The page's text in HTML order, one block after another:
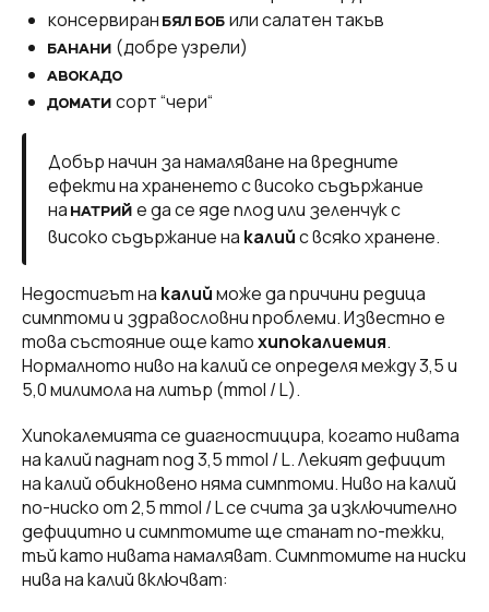
консервиран БЯЛ БОБ или салатен такъв
БАНАНИ (добре узрели)
АВОКАДО
ДОМАТИ сорт “чери“
Добър начин за намаляване на вредните
ефекти на храненето с високо съдържание
на НАТРИЙ е да се яде плод или зеленчук с
високо съдържание на калийс всяко хранене.
Недостигът на калийможе да причини редица
симптоми и здравословни проблеми. Известно е
това състояние още катохипокалиемия.
Нормалното ниво на калий се определя между 3,5 и
5,0 милимола на литър (mmol / L).
Хипокалемията се диагностицира, когато нивата
на калий паднат под 3,5 mmol / L. Лекият дефицит
на калий обикновено няма симптоми. Ниво на калий
по-ниско от 2,5 mmol / L се счита за изключително
дефицитно и симптомите ще станат по-тежки,
тъй като нивата намаляват. Симптомите на ниски
нива на калий включват: